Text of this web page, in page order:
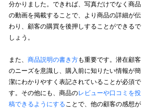
分かりました。できれば、写真だけでなく商品
の動画を掲載することで、より商品の詳細が伝
わり、顧客の購買を後押しすることができるで
しょう。
また、 商品説明の書き方も重要です。潜在顧客
のニーズを意識し、購入前に知りたい情報が簡
潔にわかりやすく表記されていることが必須で
す。その他にも、商品のレビューや口コミを投
稿できるようにすることで、他の顧客の感想が